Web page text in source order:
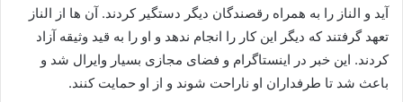
آید و الناز را به همراه رقصندگان دیگر دستگیر کردند. آن ها از الناز
تعهد گرفتند که دیگر این کار را انجام ندهد و او را به قید وثیقه آزاد
کردند. این خبر در اینستاگرام و فضای مجازی بسیار وایرال شد و
باعث شد تا طرفداران او ناراحت شوند و از او حمایت کنند.